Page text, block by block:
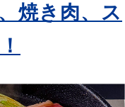
焼き肉、ス